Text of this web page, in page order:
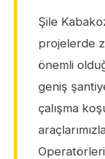
Şile
projelerde
önemli
geniş
çalışma